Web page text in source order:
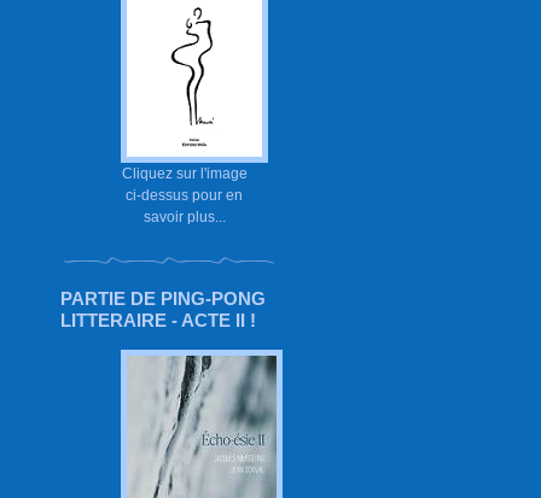
Cliquez sur l'image
ci-dessus pour en
savoir plus...
PARTIE DE PING-PONG
LITTERAIRE - ACTE II !